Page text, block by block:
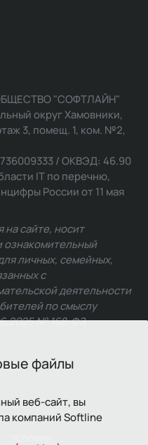
файлы
веб-сайт, вы
компаний Softline
"СОФТЛАЙН"
округ Хамовники,
3, помещ. 1, ком. №2,
/ ОКВЭД: 46.90
IT по перечню,
России от 11 мая
сайте, носит
ознакомительный
личных, семейных,
с
деятельности
по смыслу
№ 168-ФЗ.